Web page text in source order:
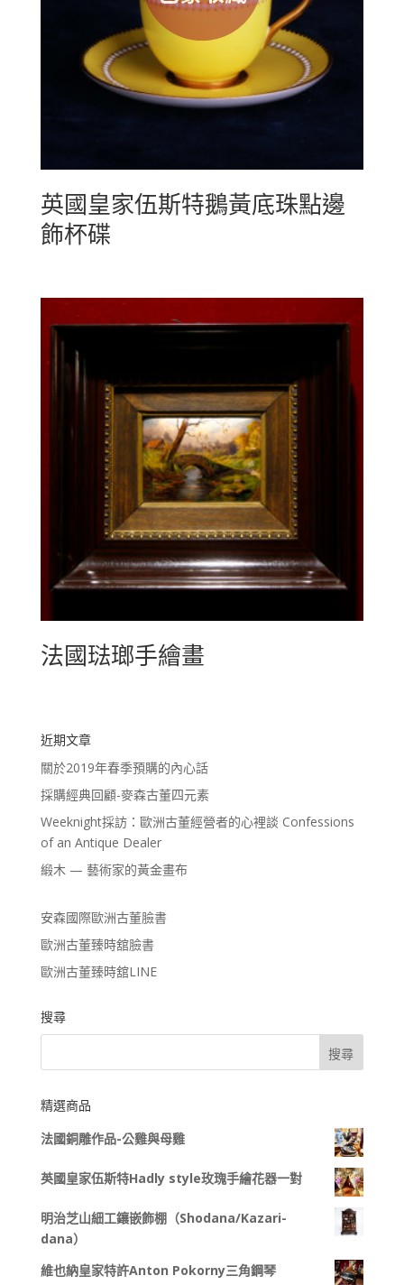
英國皇家伍斯特鵝黃底珠點邊
飾杯碟
法國琺瑯手繪畫
近期文章
關於2019年春季預購的內心話
採購經典回顧-麥森古董四元素
Weeknight採訪：歐洲古董經營者的心裡談 Confessions
of an Antique Dealer
緞木 — 藝術家的黃金畫布
安森國際歐洲古董臉書
歐洲古董臻時舘臉書
歐洲古董臻時舘LINE
搜尋
精選商品
法國銅雕作品-公雞與母雞
英國皇家伍斯特Hadly style玫瑰手繪花器一對
明治芝山細工鑲嵌飾棚（Shodana/Kazari-
dana）
維也納皇家特許Anton Pokorny三角鋼琴